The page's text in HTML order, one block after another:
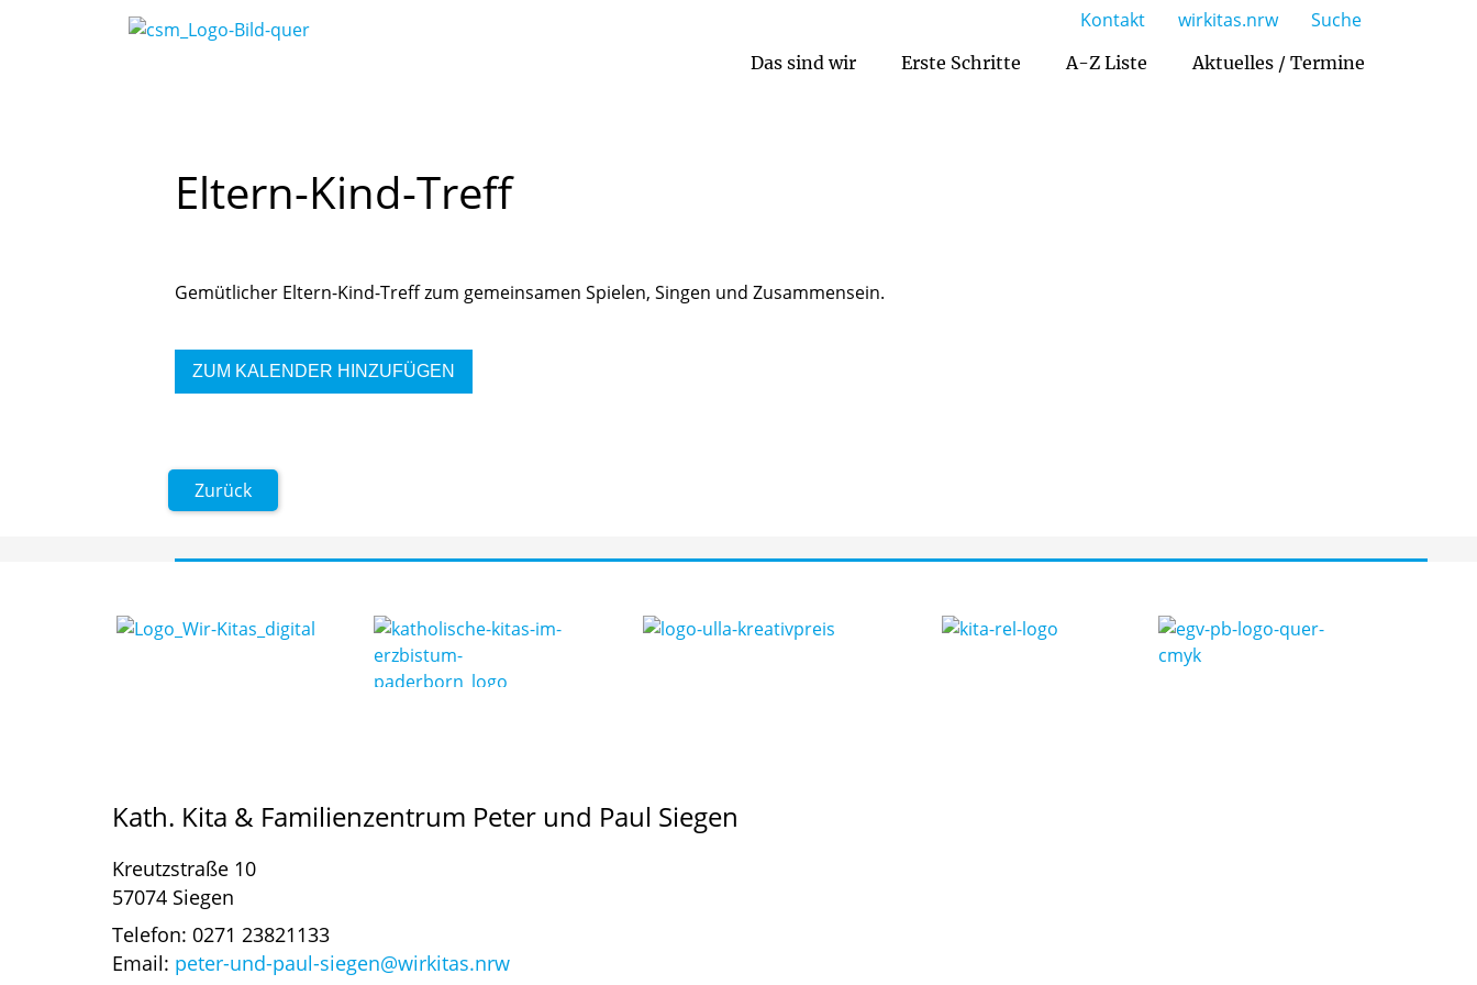
Das sind wir Erste Schritte A-Z Liste Aktuelles / Termine
Kontakt wirkitas.nrw Suche
Eltern-Kind-Treff
Gemütlicher Eltern-Kind-Treff zum gemeinsamen Spielen, Singen und Zusammensein.
ZUM KALENDER HINZUFÜGEN
Zurück
Kath. Kita & Familienzentrum Peter und Paul Siegen
Kreutzstraße 10
57074 Siegen
Telefon: 0271 23821133
Email: peter-und-paul-siegen@wirkitas.nrw